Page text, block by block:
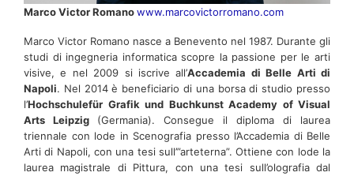
Marco Victor Romanowww.marcovictorromano.com
Marco Victor Romano nasce a Benevento nel 1987. Durante gli
studi di ingegneria informatica scopre la passione per le arti
visive, e nel 2009 si iscrive all’Accademia di Belle Arti di
Napoli. Nel 2014 è beneficiario di una borsa di studio presso
l’Hochschulefür Grafik und Buchkunst Academy of Visual
Arts Leipzig (Germania). Consegue il diploma di laurea
triennale con lode in Scenografia presso l’Accademia di Belle
Arti di Napoli, con una tesi sull’”arteterna”. Ottiene con lode la
laurea magistrale di Pittura, con una tesi sull’olografia dal